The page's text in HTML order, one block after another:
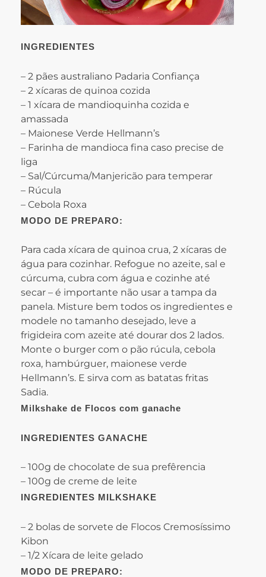
INGREDIENTES
– 2 pães australiano Padaria Confiança
– 2 xícaras de quinoa cozida
– 1 xícara de mandioquinha cozida e
amassada
– Maionese Verde Hellmann’s
– Farinha de mandioca fina caso precise de
liga
– Sal/Cúrcuma/Manjericão para temperar
– Rúcula
– Cebola Roxa
MODO DE PREPARO:
Para cada xícara de quinoa crua, 2 xícaras de
água para cozinhar. Refogue no azeite, sal e
cúrcuma, cubra com água e cozinhe até
secar – é importante não usar a tampa da
panela. Misture bem todos os ingredientes e
modele no tamanho desejado, leve a
frigideira com azeite até dourar dos 2 lados.
Monte o burger com o pão rúcula, cebola
roxa, hambúrguer, maionese verde
Hellmann’s. E sirva com as batatas fritas
Sadia.
Milkshake de Flocos com ganache
INGREDIENTES GANACHE
– 100g de chocolate de sua prefêrencia
– 100g de creme de leite
INGREDIENTES MILKSHAKE
– 2 bolas de sorvete de Flocos Cremosíssimo
Kibon
– 1/2 Xícara de leite gelado
MODO DE PREPARO: